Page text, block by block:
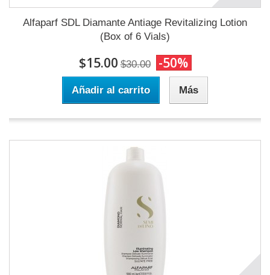
Alfaparf SDL Diamante Antiage Revitalizing Lotion
(Box of 6 Vials)
$15.00 $30.00 -50%
Añadir al carrito Más